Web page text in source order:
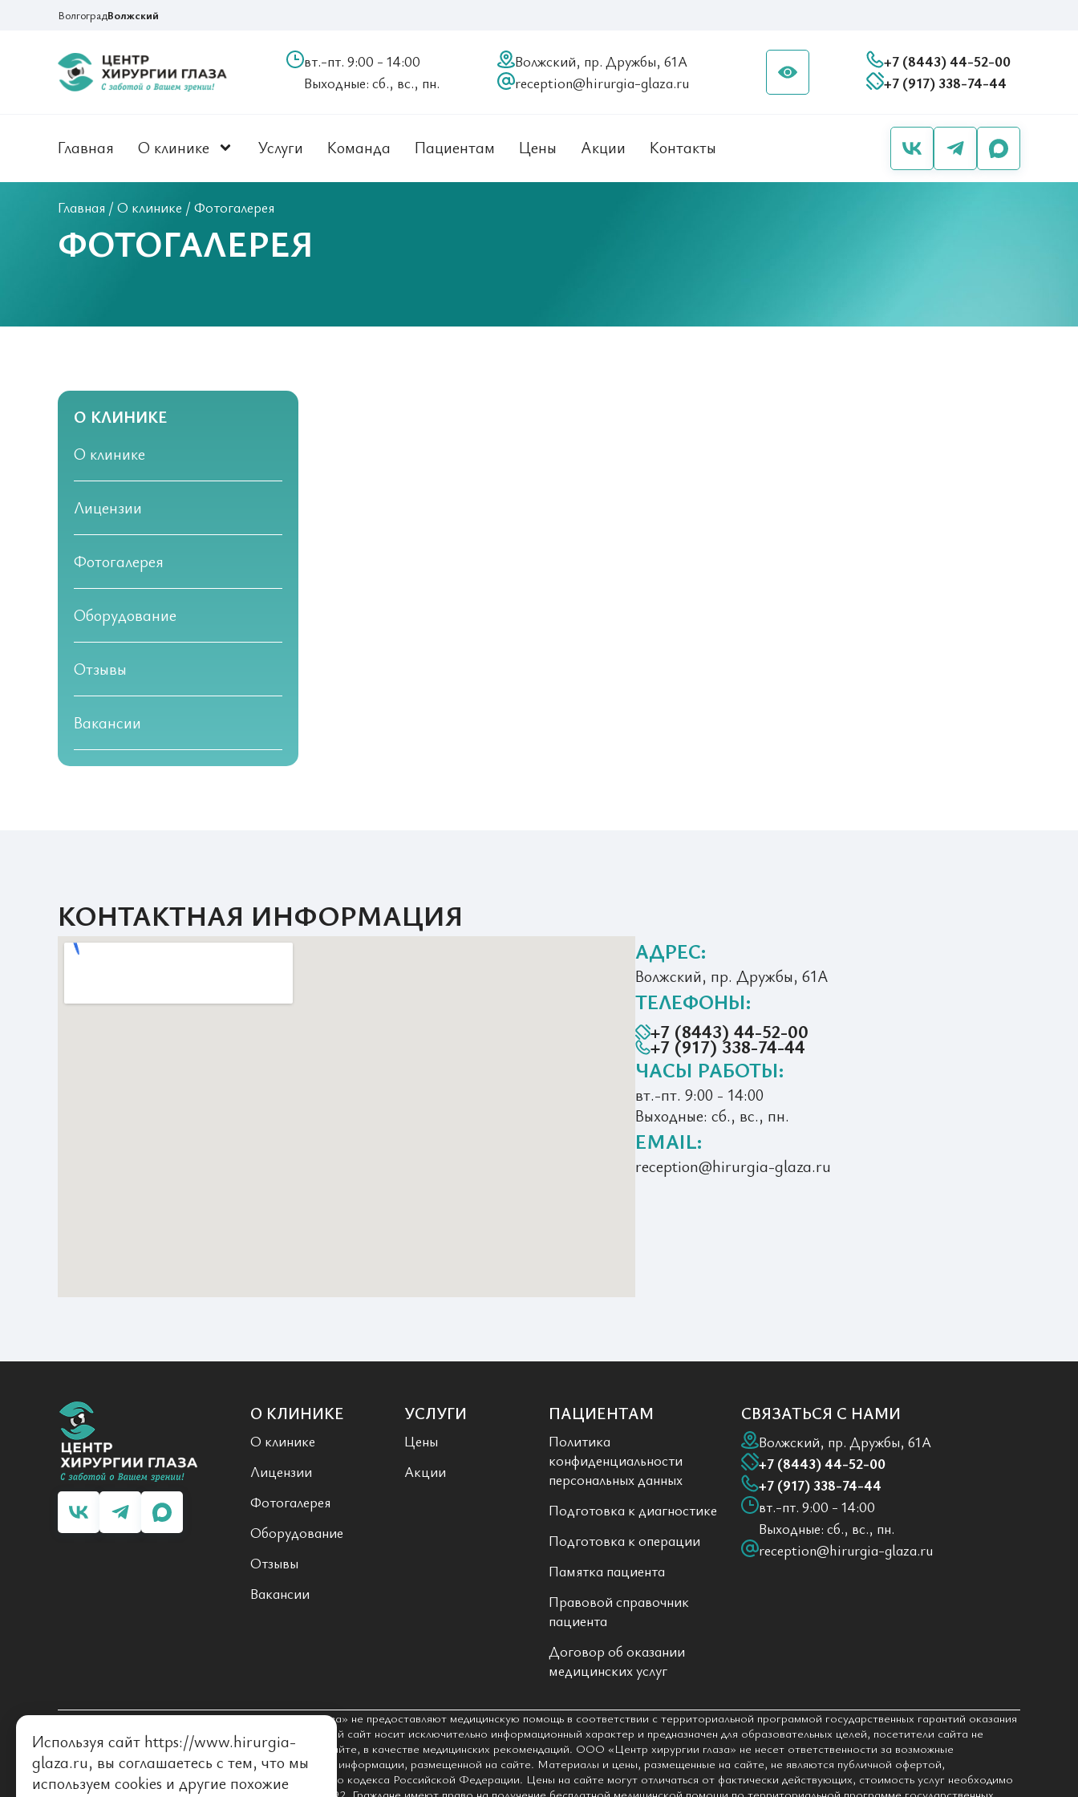
ВолгоградВолжский
вт.-пт. 9:00 - 14:00
Выходные: сб., вс., пн.
Волжский, пр. Дружбы, 61А
reception@hirurgia-glaza.ru
+7 (8443) 44-52-00
+7 (917) 338-74-44
Главная О клинике Услуги Команда Пациентам Цены Акции Контакты
Главная / О клинике / Фотогалерея
ФОТОГАЛЕРЕЯ
О КЛИНИКЕ
О клинике
Лицензии
Фотогалерея
Оборудование
Отзывы
Вакансии
КОНТАКТНАЯ ИНФОРМАЦИЯ
АДРЕС:
Волжский, пр. Дружбы, 61А
ТЕЛЕФОНЫ:
+7 (8443) 44-52-00
+7 (917) 338-74-44
ЧАСЫ РАБОТЫ:
вт.-пт. 9:00 - 14:00
Выходные: сб., вс., пн.
EMAIL:
reception@hirurgia-glaza.ru
О КЛИНИКЕ
О клинике
Лицензии
Фотогалерея
Оборудование
Отзывы
Вакансии
УСЛУГИ
Цены
Акции
ПАЦИЕНТАМ
Политика
конфиденциальности
персональных данных
Подготовка к диагностике
Подготовка к операции
Памятка пациента
Правовой справочник
пациента
Договор об оказании
медицинских услуг
СВЯЗАТЬСЯ С НАМИ
Волжский, пр. Дружбы, 61А
+7 (8443) 44-52-00
+7 (917) 338-74-44
вт.-пт. 9:00 - 14:00
Выходные: сб., вс., пн.
reception@hirurgia-glaza.ru
Уважаемый посетитель! ООО «Центр хирургии глаза» не предоставляют медицинскую помощь в соответствии с территориальной программой государственных гарантий оказания
гражданам бесплатной медицинской помощи. Данный сайт носит исключительно информационный характер и предназначен для образовательных целей, посетители сайта не
должны использовать материалы, размещенные на сайте, в качестве медицинских рекомендаций. ООО «Центр хирургии глаза» не несет ответственности за возможные
последствия, возникшие в результате использования информации, размещенной на сайте. Материалы и цены, размещенные на сайте, не являются публичной офертой,
определяемой положениями статьи 437 Гражданского кодекса Российской Федерации. Цены на сайте могут отличаться от фактически действующих, стоимость услуг необходимо
уточнять в контакт-центре по тел. +7 (8442) 52-92-92. Граждане имеют право на получение бесплатной медицинской помощи по территориальной программе государственных
Используя сайт https://www.hirurgia-
glaza.ru, вы соглашаетесь с тем, что мы
используем cookies и другие похожие